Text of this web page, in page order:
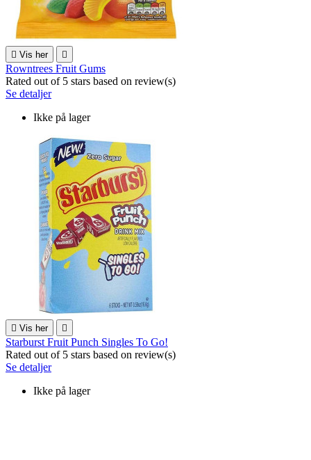
 Vis her 
Rowntrees Fruit Gums
Rated out of 5 stars based on review(s)
Se detaljer
Ikke på lager
 Vis her 
Starburst Fruit Punch Singles To Go!
Rated out of 5 stars based on review(s)
Se detaljer
Ikke på lager